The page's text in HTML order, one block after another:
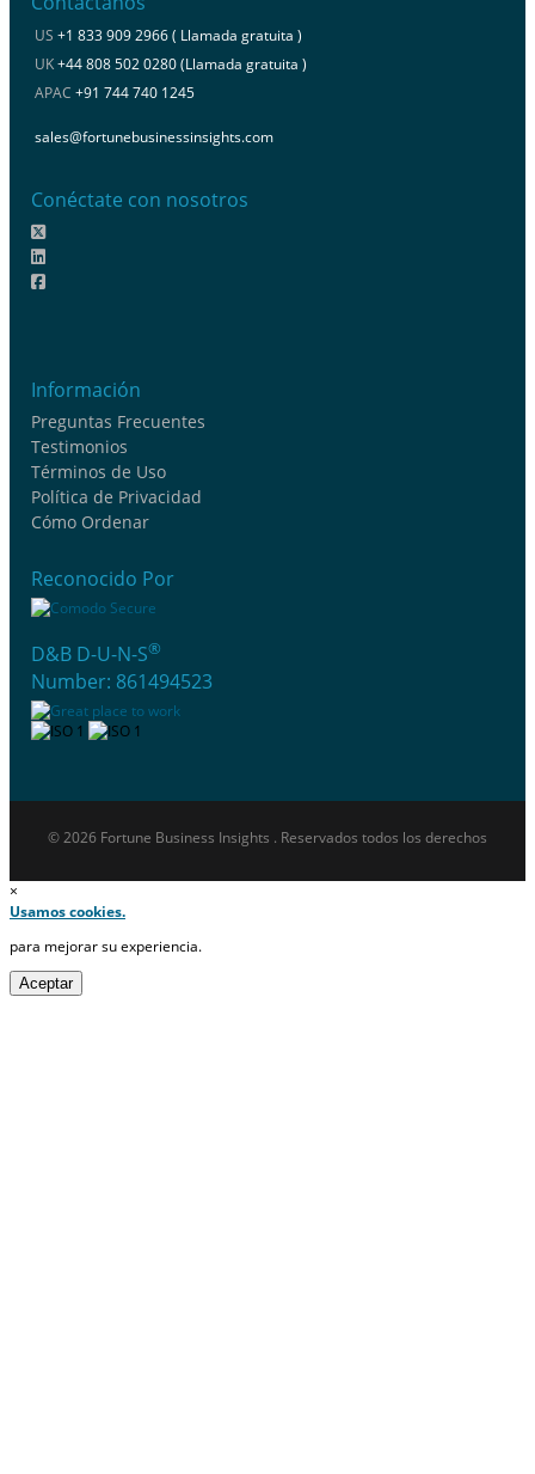
US +1 833 909 2966 ( Llamada gratuita )
UK+44 808 502 0280 (Llamada gratuita )
APAC +91 744 740 1245
sales@fortunebusinessinsights.com
Conéctate con nosotros
Información
Preguntas Frecuentes
Testimonios
Términos de Uso
Política de Privacidad
Cómo Ordenar
Reconocido Por
D&B D-U-N-S®
Number: 861494523
© 2026 Fortune Business Insights . Reservados todos los derechos
×
Usamos cookies.
para mejorar su experiencia.
Aceptar